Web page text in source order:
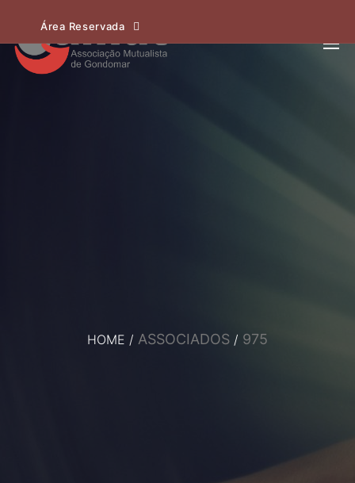
Área Reservada
HOME / ASSOCIADOS / 975